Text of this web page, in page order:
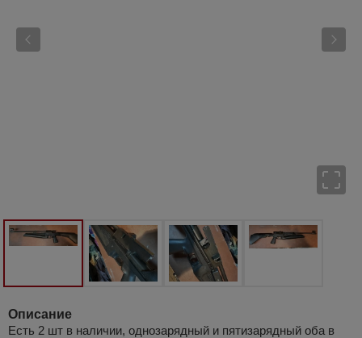
Описание
Есть 2 шт в наличии, однозарядный и пятизарядный оба в